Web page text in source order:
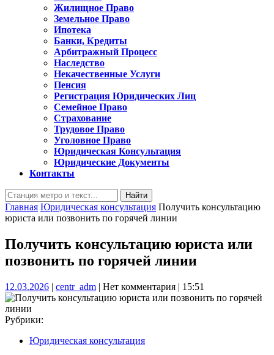
Жилищное Право
Земельное Право
Ипотека
Банки, Кредиты
Арбитражный Процесс
Наследство
Некачественные Услуги
Пенсия
Регистрация Юридических Лиц
Семейное Право
Страхование
Трудовое Право
Уголовное Право
Юридическая Консультация
Юридические Документы
Контакты
Кнопка
Закрыть
Найти:
Главная Юридическая консультация Получить консультацию
юриста или позвонить по горячей линии
Получить консультацию юриста или
позвонить по горячей линии
12.03.202612.03.2026
| centr_admcentr_adm
| Нет комментария | 15:51
Рубрики:
Юридическая консультация